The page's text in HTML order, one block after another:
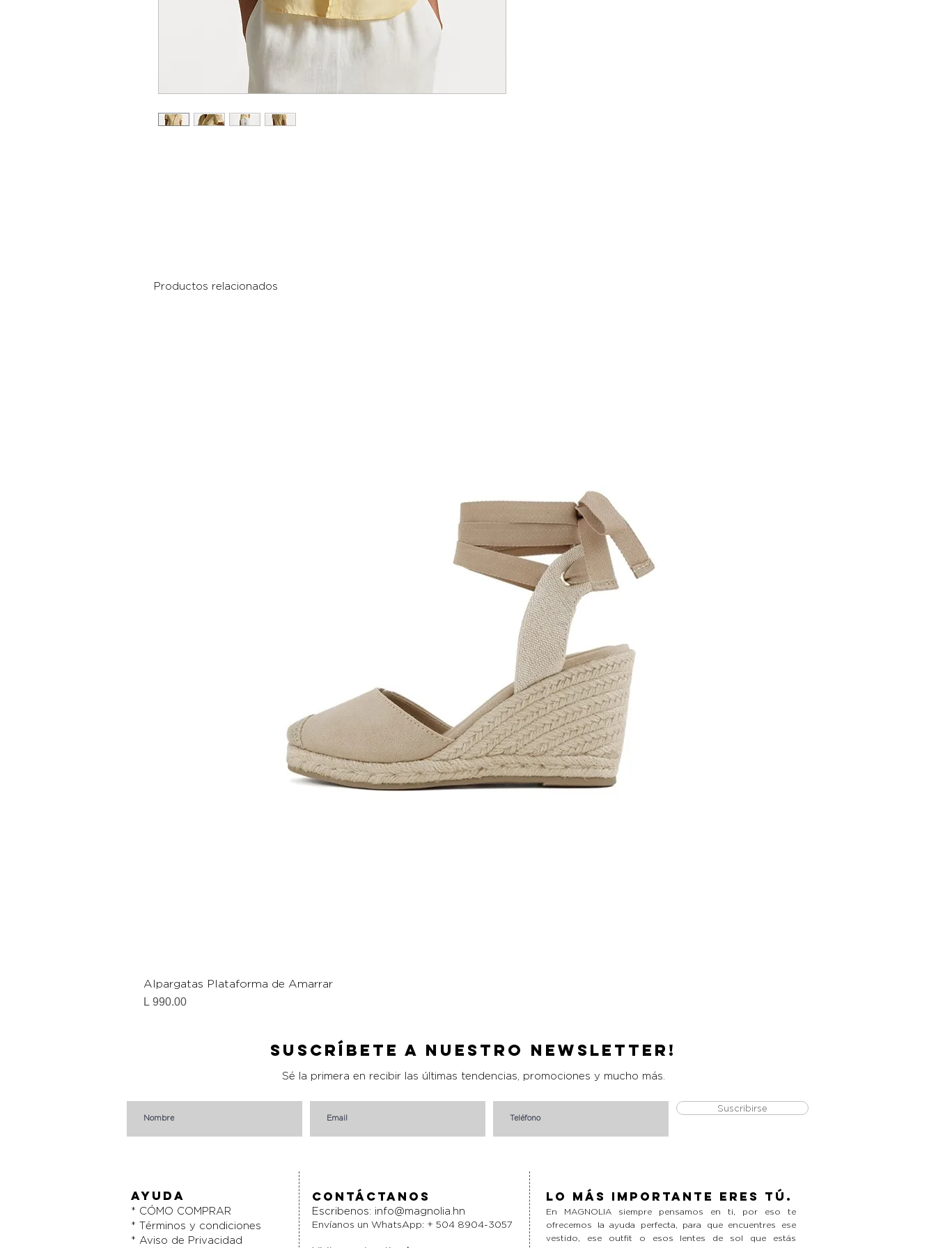
Productos relacionados
Alpargatas Plataforma de Amarrar
Precio
L 990.00
Suscríbete a nuestro Newsletter!
Sé la primera en recibir las últimas tendencias, promociones y mucho más.
Suscribirse
AYUDA
* CÓMO COMPRAR
* Términos y condiciones
* Aviso de Privacidad
Contáctanos
Escribenos: info@magnolia.hn
Envíanos un WhatsApp: + 504 8904-3057
Lo más importante eres tú.
En MAGNOLIA siempre pensamos en ti, por eso te
ofrecemos la ayuda perfecta, para que encuentres ese
vestido, ese outfit o esos lentes de sol que estás